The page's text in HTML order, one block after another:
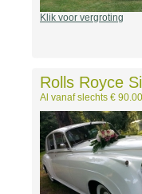
Klik voor vergroting
Rolls Royce
Al vanaf slechts € 90.00